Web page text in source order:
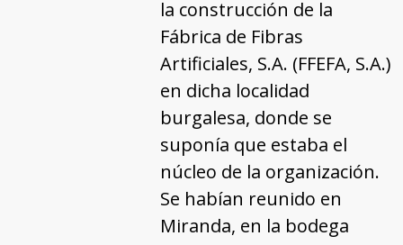
la construcción de la
Fábrica de Fibras
Artificiales, S.A. (FFEFA, S.A.)
en dicha localidad
burgalesa, donde se
suponía que estaba el
núcleo de la organización.
Se habían reunido en
Miranda, en la bodega